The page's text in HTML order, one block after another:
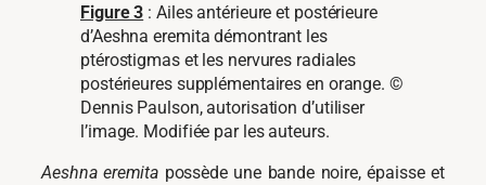
Figure 3 : Ailes antérieure et postérieure
d’Aeshna eremita démontrant les
ptérostigmas et les nervures radiales
postérieures supplémentaires en orange. ©
Dennis Paulson, autorisation d’utiliser
l’image. Modifiée par les auteurs.
Aeshna eremita possède une bande noire, épaisse et